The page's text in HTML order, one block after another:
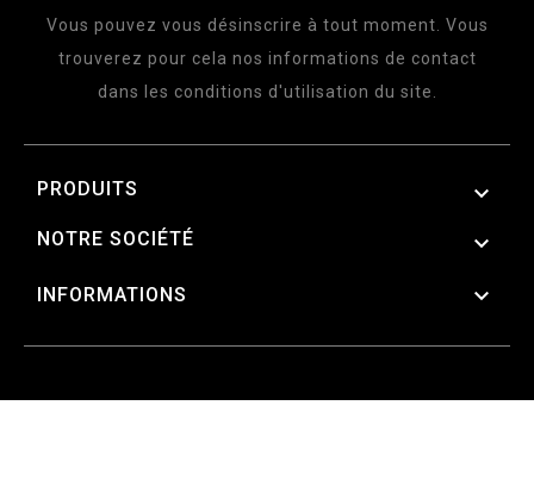
Vous pouvez vous désinscrire à tout moment. Vous
trouverez pour cela nos informations de contact
dans les conditions d'utilisation du site.
PRODUITS 
NOTRE SOCIÉTÉ 
INFORMATIONS 